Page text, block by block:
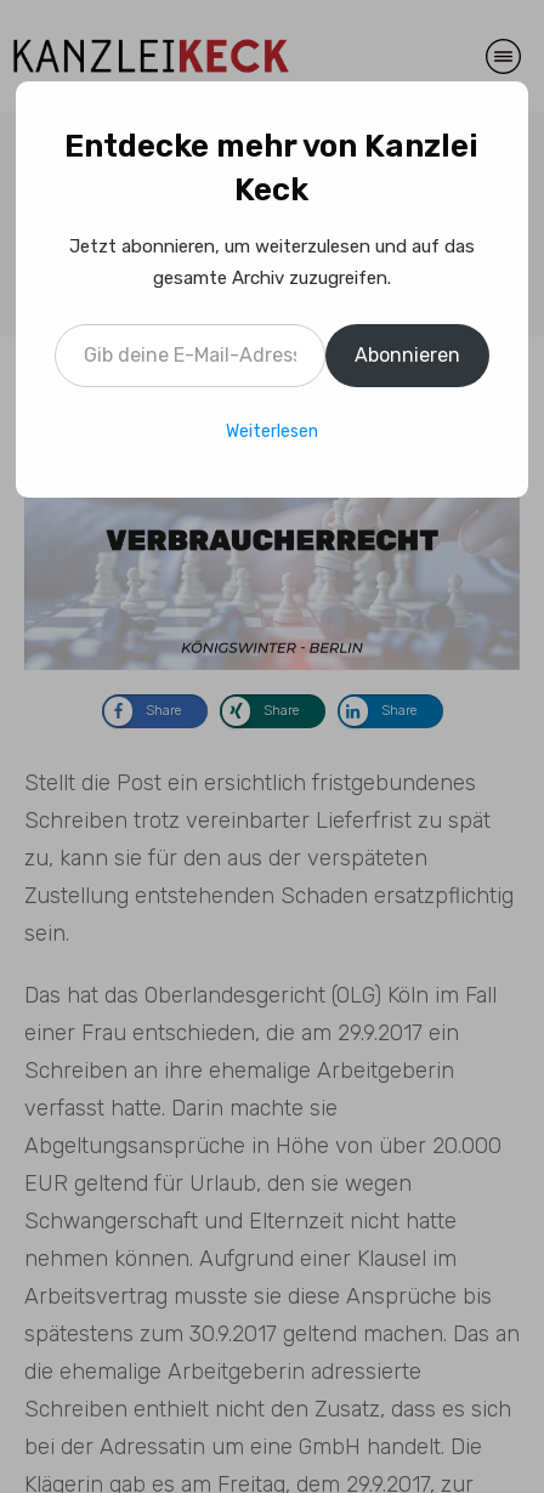
Haftungsrecht: Ein
für die Post teuer werden
Share Share Share
Stellt die Post ein ersichtlich fristgebundenes
Schreiben trotz vereinbarter Lieferfrist zu spät
zu, kann sie für den aus der verspäteten
Zustellung entstehenden Schaden ersatzpflichtig
sein.
Das hat das Oberlandesgericht (OLG) Köln im Fall
einer Frau entschieden, die am 29.9.2017 ein
Schreiben an ihre ehemalige Arbeitgeberin
verfasst hatte. Darin machte sie
Abgeltungsansprüche in Höhe von über 20.000
EUR geltend für Urlaub, den sie wegen
Schwangerschaft und Elternzeit nicht hatte
nehmen können. Aufgrund einer Klausel im
Arbeitsvertrag musste sie diese Ansprüche bis
spätestens zum 30.9.2017 geltend machen. Das an
die ehemalige Arbeitgeberin adressierte
Schreiben enthielt nicht den Zusatz, dass es sich
bei der Adressatin um eine GmbH handelt. Die
Klägerin gab es am Freitag, dem 29.9.2017, zur
Entdecke mehr von Kanzlei
Keck
Jetzt abonnieren, um weiterzulesen und auf das
gesamte Archiv zuzugreifen.
Gib deine E-Mail-Adresse ein ...
Abonnieren
Weiterlesen